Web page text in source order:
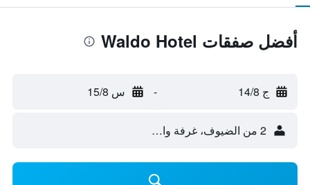
أفضل صفقات Waldo Hotel
ج 14/8 - س 15/8
2 من الضيوف، غرفة واحدة